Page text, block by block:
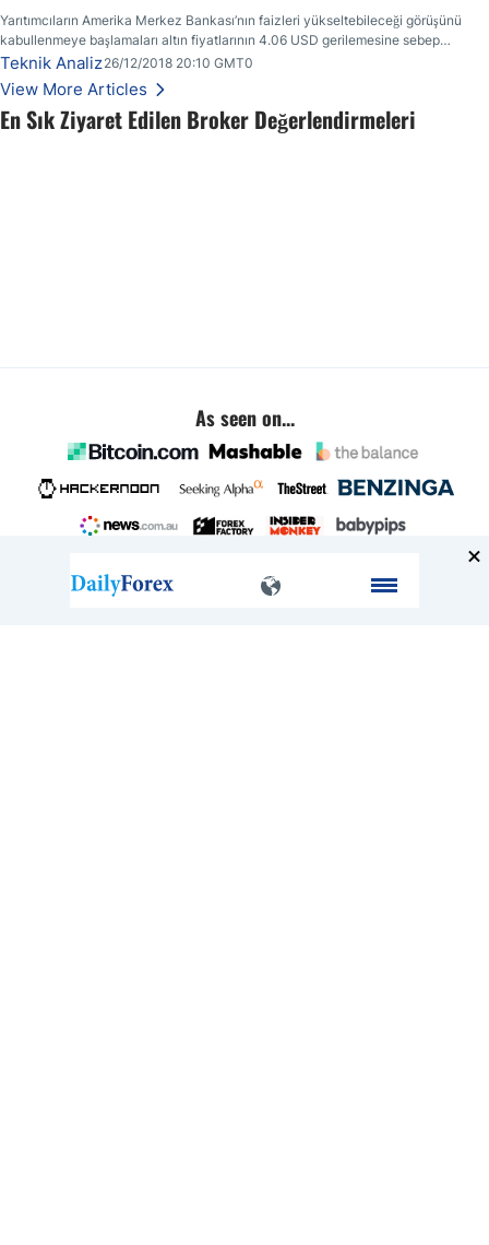
En Sık Ziyaret Edilen Broker Değerlendirmeleri
Yarıtımcıların Amerika Merkez Bankası’nın faizleri yükseltebileceği görüşünü
kabullenmeye başlamaları altın fiyatlarının 4.06 USD gerilemesine sebep
olmuştur.
Teknik Analiz26/12/2018 20:10 GMT0
View More Articles
As seen on...